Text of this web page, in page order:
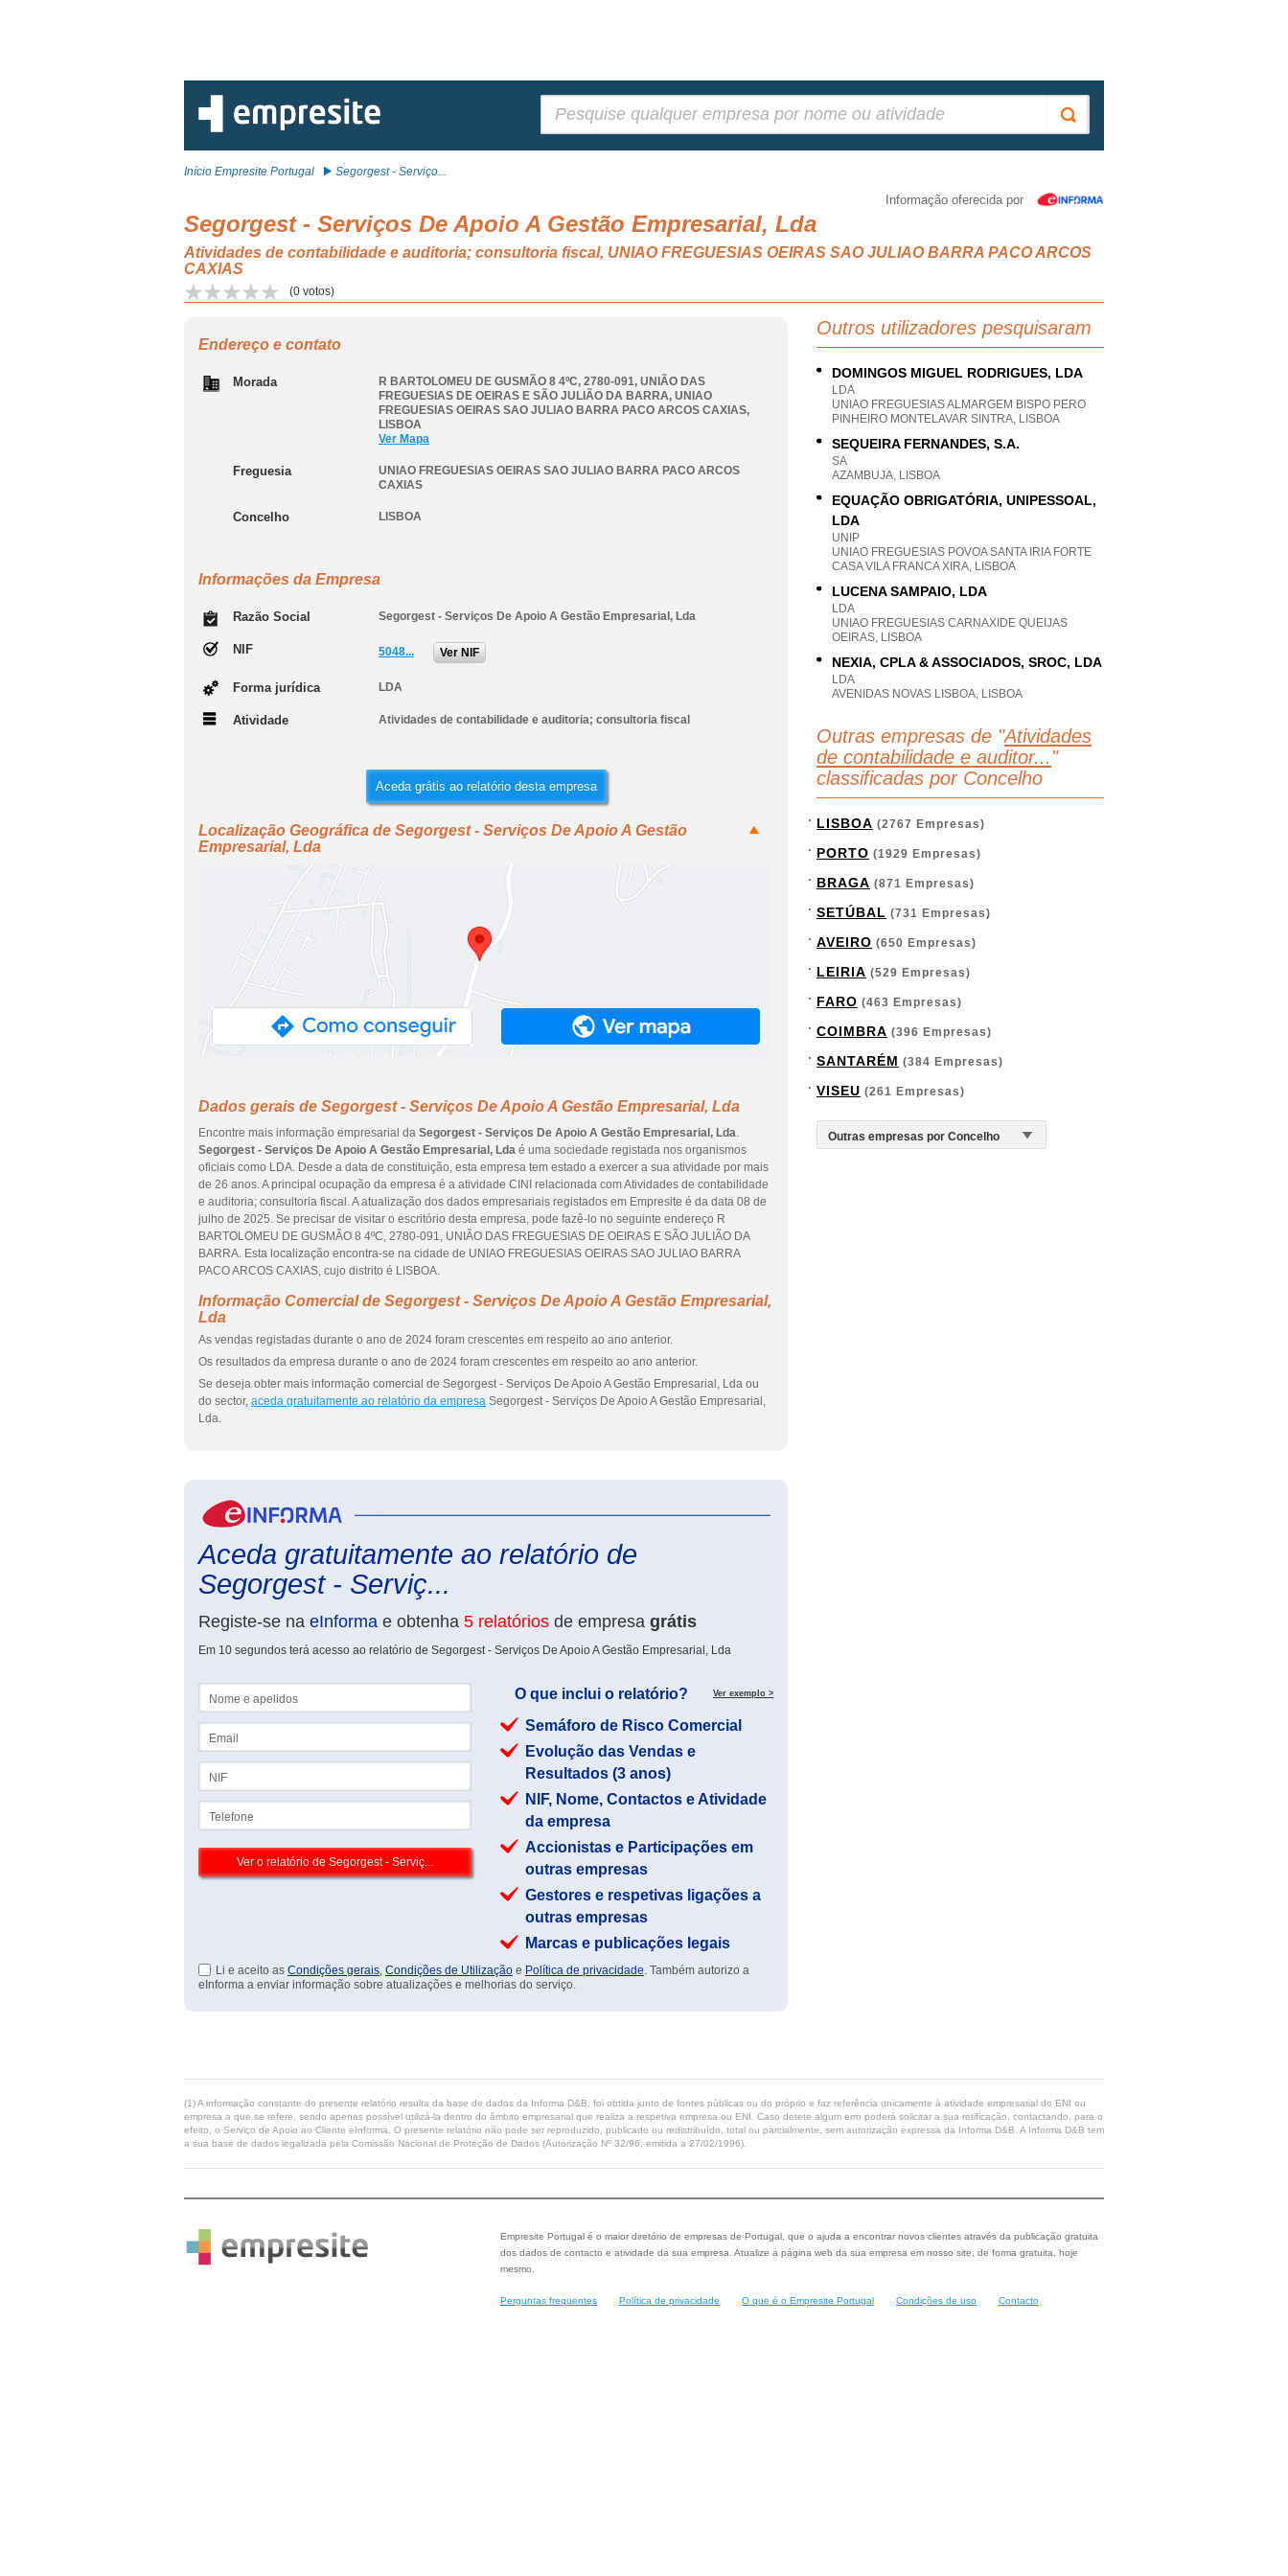
Início Empresite Portugal Segorgest - Serviço...
Informação oferecida por
Segorgest - Serviços De Apoio A Gestão Empresarial, Lda
Atividades de contabilidade e auditoria; consultoria fiscal, UNIAO FREGUESIAS OEIRAS SAO JULIAO BARRA PACO ARCOS
CAXIAS
(0 votos)
Endereço e contato
Morada
R BARTOLOMEU DE GUSMÃO 8 4ºC, 2780-091, UNIÃO DAS
FREGUESIAS DE OEIRAS E SÃO JULIÃO DA BARRA, UNIAO
FREGUESIAS OEIRAS SAO JULIAO BARRA PACO ARCOS CAXIAS,
LISBOA
Ver Mapa
Freguesia
UNIAO FREGUESIAS OEIRAS SAO JULIAO BARRA PACO ARCOS
CAXIAS
Concelho LISBOA
Informações da Empresa
Razão Social Segorgest - Serviços De Apoio A Gestão Empresarial, Lda
NIF 5048... Ver NIF
Forma jurídica LDA
Atividade Atividades de contabilidade e auditoria; consultoria fiscal
Aceda grátis ao relatório desta empresa
Localização Geográfica de Segorgest - Serviços De Apoio A Gestão
Empresarial, Lda
Dados gerais de Segorgest - Serviços De Apoio A Gestão Empresarial, Lda
Encontre mais informação empresarial da Segorgest - Serviços De Apoio A Gestão Empresarial, Lda.
Segorgest - Serviços De Apoio A Gestão Empresarial, Lda é uma sociedade registada nos organismos
oficiais como LDA. Desde a data de constituição, esta empresa tem estado a exercer a sua atividade por mais
de 26 anos. A principal ocupação da empresa é a atividade CINI relacionada com Atividades de contabilidade
e auditoria; consultoria fiscal. A atualização dos dados empresariais registados em Empresite é da data 08 de
julho de 2025. Se precisar de visitar o escritório desta empresa, pode fazê-lo no seguinte endereço R
BARTOLOMEU DE GUSMÃO 8 4ºC, 2780-091, UNIÃO DAS FREGUESIAS DE OEIRAS E SÃO JULIÃO DA
BARRA. Esta localização encontra-se na cidade de UNIAO FREGUESIAS OEIRAS SAO JULIAO BARRA
PACO ARCOS CAXIAS, cujo distrito é LISBOA.
Informação Comercial de Segorgest - Serviços De Apoio A Gestão Empresarial,
Lda
As vendas registadas durante o ano de 2024 foram crescentes em respeito ao ano anterior.
Os resultados da empresa durante o ano de 2024 foram crescentes em respeito ao ano anterior.
Se deseja obter mais informação comercial de Segorgest - Serviços De Apoio A Gestão Empresarial, Lda ou
do sector, aceda gratuitamente ao relatório da empresa Segorgest - Serviços De Apoio A Gestão Empresarial,
Lda.
Aceda gratuitamente ao relatório de
Segorgest - Serviç...
Registe-se na eInforma e obtenha 5 relatórios de empresa grátis
Em 10 segundos terá acesso ao relatório de Segorgest - Serviços De Apoio A Gestão Empresarial, Lda
O que inclui o relatório? Ver exemplo >
Semáforo de Risco Comercial
Evolução das Vendas e
Resultados (3 anos)
NIF, Nome, Contactos e Atividade
da empresa
Accionistas e Participações em
outras empresas
Gestores e respetivas ligações a
outras empresas
Marcas e publicações legais
Li e aceito as Condições gerais, Condições de Utilização e Política de privacidade. Também autorizo a
eInforma a enviar informação sobre atualizações e melhorias do serviço.
Outros utilizadores pesquisaram
DOMINGOS MIGUEL RODRIGUES, LDA
LDA
UNIAO FREGUESIAS ALMARGEM BISPO PERO
PINHEIRO MONTELAVAR SINTRA, LISBOA
SEQUEIRA FERNANDES, S.A.
SA
AZAMBUJA, LISBOA
EQUAÇÃO OBRIGATÓRIA, UNIPESSOAL,
LDA
UNIP
UNIAO FREGUESIAS POVOA SANTA IRIA FORTE
CASA VILA FRANCA XIRA, LISBOA
LUCENA SAMPAIO, LDA
LDA
UNIAO FREGUESIAS CARNAXIDE QUEIJAS
OEIRAS, LISBOA
NEXIA, CPLA & ASSOCIADOS, SROC, LDA
LDA
AVENIDAS NOVAS LISBOA, LISBOA
Outras empresas de "Atividades
de contabilidade e auditor... "
classificadas por Concelho
LISBOA (2767 Empresas)
PORTO (1929 Empresas)
BRAGA (871 Empresas)
SETÚBAL (731 Empresas)
AVEIRO (650 Empresas)
LEIRIA (529 Empresas)
FARO (463 Empresas)
COIMBRA (396 Empresas)
SANTARÉM (384 Empresas)
VISEU (261 Empresas)
(1) A informação constante do presente relatório resulta da base de dados da Informa D&B, foi obtida junto de fontes públicas ou do próprio e faz referência unicamente à atividade empresarial do ENI ou
empresa a que se refere, sendo apenas possível utilizá-la dentro do âmbito empresarial que realiza a respetiva empresa ou ENI. Caso detete algum erro poderá solicitar a sua retificação, contactando, para o
efeito, o Serviço de Apoio ao Cliente eInforma. O presente relatório não pode ser reproduzido, publicado ou redistribuído, total ou parcialmente, sem autorização expressa da Informa D&B. A Informa D&B tem
a sua base de dados legalizada pela Comissão Nacional de Proteção de Dados (Autorização Nº 32/96, emitida a 27/02/1996).
Empresite Portugal é o maior diretório de empresas de Portugal, que o ajuda a encontrar novos clientes através da publicação gratuita
dos dados de contacto e atividade da sua empresa. Atualize a página web da sua empresa em nosso site, de forma gratuita, hoje
mesmo.
Perguntas frequentes Política de privacidade O que é o Empresite Portugal Condições de uso Contacto